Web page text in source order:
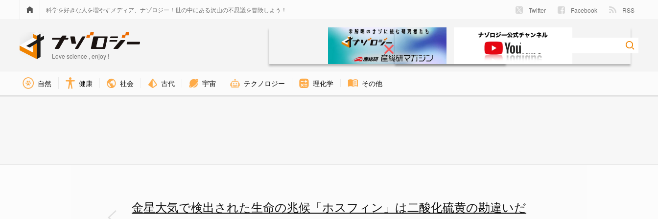
科学を好きな人を増やすメディア、ナゾロジー！世の中にある沢山の不思議を冒険しよう！ Twitter Facebook RSS
Love science , enjoy !
自然 健康 社会 古代 宇宙 テクノロジー 理化学 その他
金星大気で検出された生命の兆候「ホスフィン」は二酸化硫黄の勘違いだ